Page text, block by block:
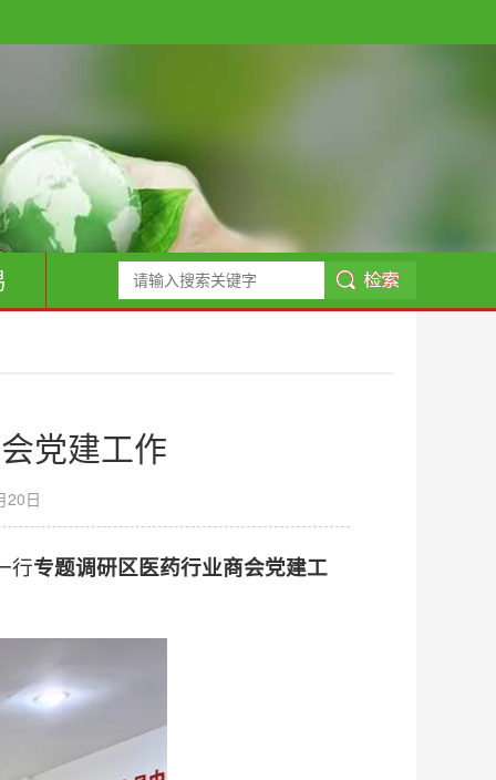
党建工作
20日
行专题调研区医药行业商会党建工